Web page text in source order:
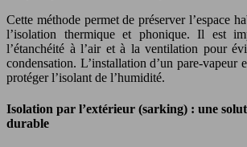
Cette méthode permet de préserver l’espace
l’isolation thermique et phonique. Il est
l’étanchéité à l’air et à la ventilation pour
condensation. L’installation d’un pare-vapeur
protéger l’isolant de l’humidité.
Isolation par l’extérieur (sarking) : une
durable